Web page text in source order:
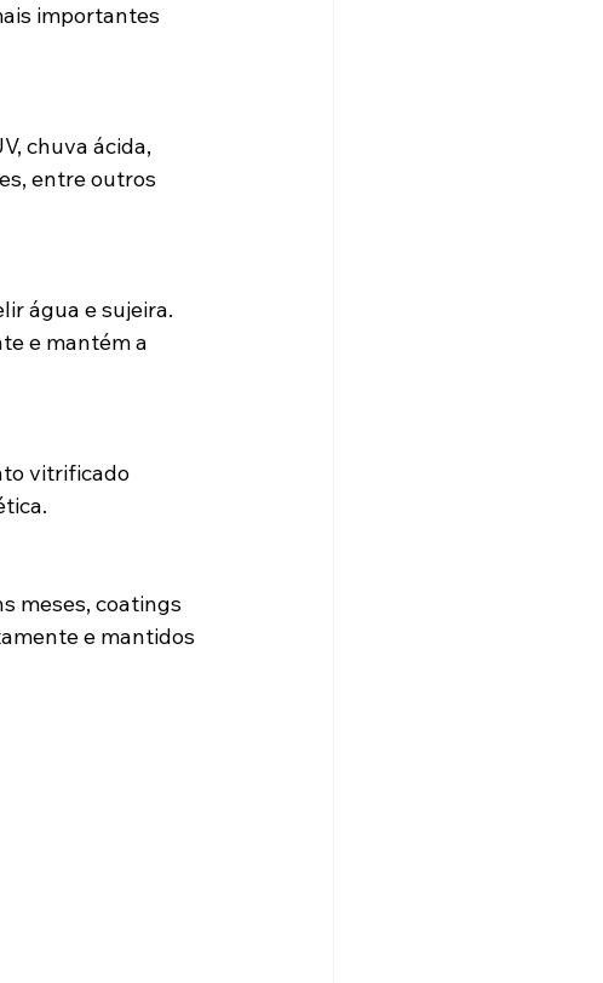
importantes
chuva ácida,
entre outros
água e sujeira.
e mantém a
vitrificado
meses, coatings
e mantidos